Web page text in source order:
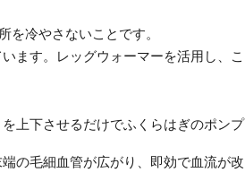
を冷やさないことです。
ます。レッグウォーマーを活用し、こ
上下させるだけでふくらはぎのポンプ
の毛細血管が広がり、即効で血流が改